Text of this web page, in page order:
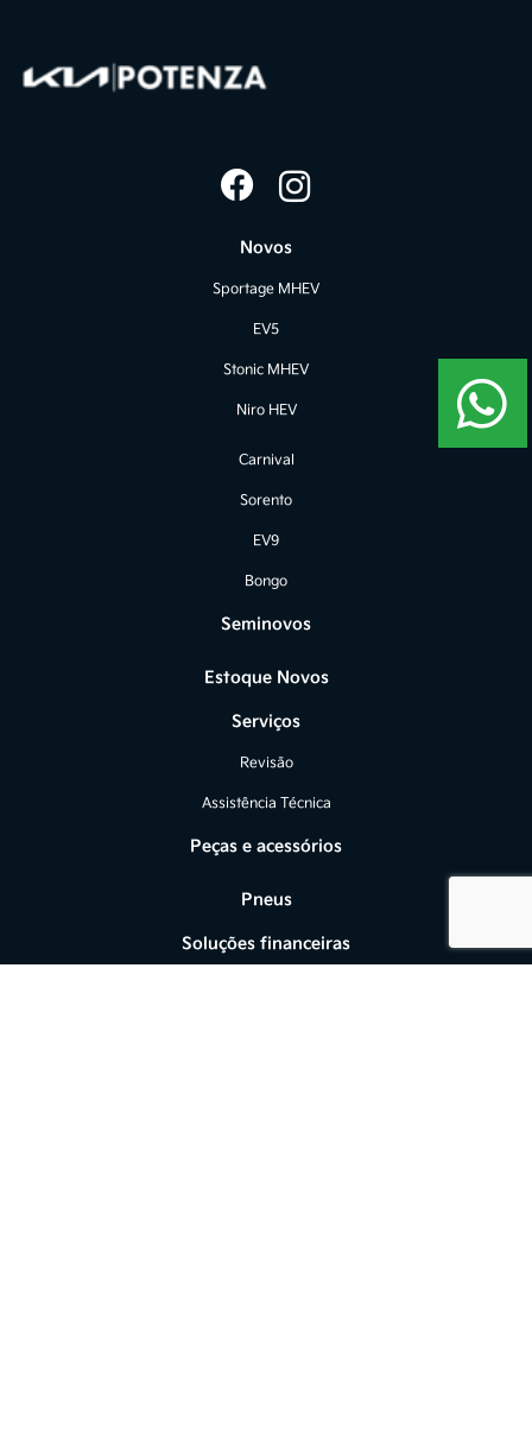
Novos
Sportage MHEV
EV5
Stonic MHEV
Niro HEV
Carnival
Sorento
EV9
Bongo
Seminovos
Estoque Novos
Serviços
Revisão
Assistência Técnica
Peças e acessórios
Pneus
Soluções financeiras